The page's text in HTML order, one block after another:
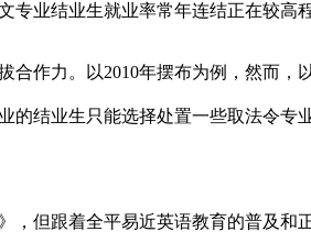
业结业生就业率常年连结正在较高
力。以2010年摆布为例，然而，
结业生只能选择处置一些取法令专
但跟着全平易近英语教育的普及和